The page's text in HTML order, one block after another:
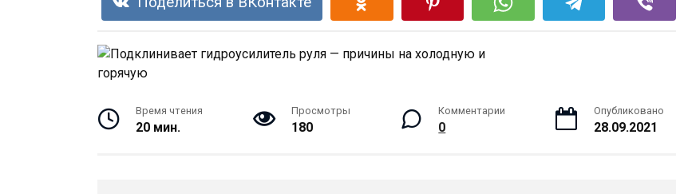
Время чтения
20 мин.
Просмотры
180
Комментарии
0
Опубликовано
28.09.2021